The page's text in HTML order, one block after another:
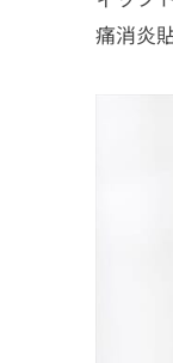
痛消炎